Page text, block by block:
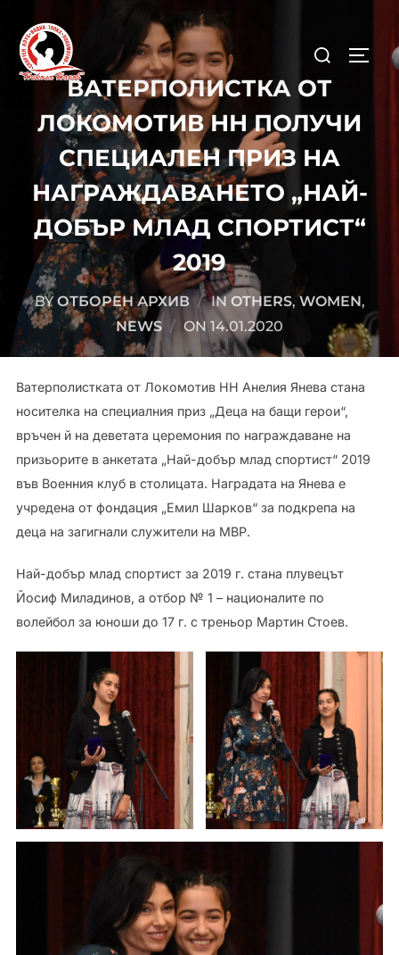
content
Search
for:
ВАТЕРПОЛИСТКА ОТ
ЛОКОМОТИВ НН ПОЛУЧИ
СПЕЦИАЛЕН ПРИЗ НА
НАГРАЖДАВАНЕТО „НАЙ-
ДОБЪР МЛАД СПОРТИСТ“
2019
BY ОТБОРЕН АРХИВ IN OTHERS,WOMEN,
NEWS
ONPOSTED
ON
14.01.2020
Ватерполистката от Локомотив НН Анелия Янева стана
носителка на специалния приз „Деца на бащи герои“,
връчен й на деветата церемония по награждаване на
призьорите в анкетата „Най-добър млад спортист“ 2019
във Военния клуб в столицата. Наградата на Янева е
учредена от фондация „Емил Шарков“ за подкрепа на
деца на загигнали служители на МВР.
Най-добър млад спортист за 2019 г. стана плувецът
Йосиф Миладинов, а отбор № 1 – националите по
волейбол за юноши до 17 г. с треньор Мартин Стоев.